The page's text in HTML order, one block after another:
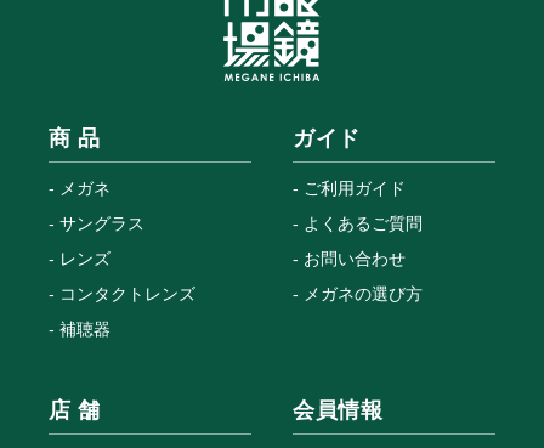
商 品
メガネ
サングラス
レンズ
コンタクトレンズ
補聴器
ガイド
ご利用ガイド
よくあるご質問
お問い合わせ
メガネの選び方
店 舗 会員情報